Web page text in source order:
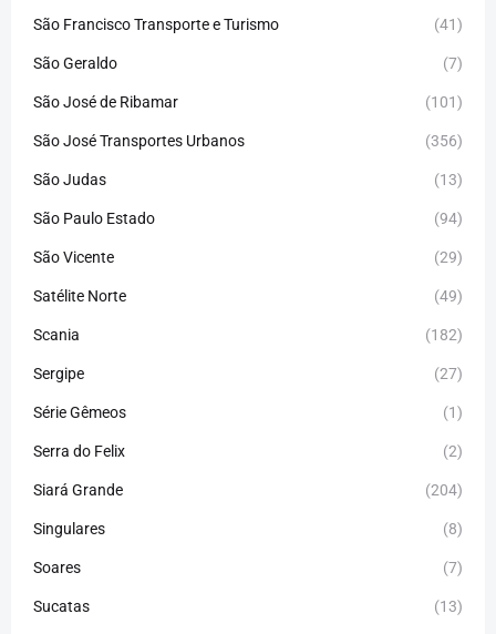
São Francisco Transporte e Turismo (41)
São Geraldo (7)
São José de Ribamar (101)
São José Transportes Urbanos (356)
São Judas (13)
São Paulo Estado (94)
São Vicente (29)
Satélite Norte (49)
Scania (182)
Sergipe (27)
Série Gêmeos (1)
Serra do Felix (2)
Siará Grande (204)
Singulares (8)
Soares (7)
Sucatas (13)